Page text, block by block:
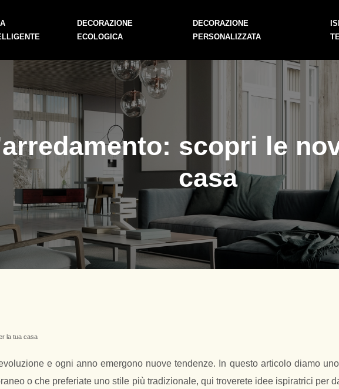
DECORAZIONE
ECOLOGICA
DECORAZIONE
PERSONALIZZATA
scopri le
casa
la tua casa
e ogni anno emergono nuove tendenze. In questo articolo diamo
o che preferiate uno stile più tradizionale, qui troverete idee ispiratrici per